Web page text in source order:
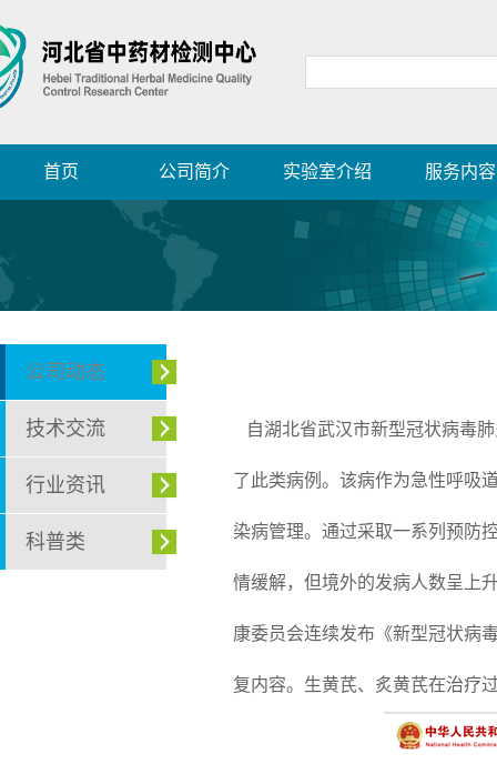
首页 公司简介 实验室介绍 服务内容
公司动态
技术交流
行业资讯
科普类
自湖北省武汉市新型冠状病毒
了此类病例。该病作为急性呼吸
染病管理。通过采取一系列预防
情缓解，但境外的发病人数呈上
康委员会连续发布《新型冠状病
复内容。生黄芪、炙黄芪在治疗